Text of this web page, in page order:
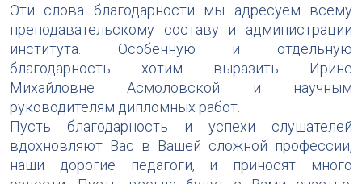
Эти слова благодарности мы адресуем всему
преподавательскому составу и администрации
института. Особенную и отдельную
благодарность хотим выразить Ирине
Михайловне Асмоловской и научным
руководителям дипломных работ.
Пусть благодарность и успехи слушателей
вдохновляют Вас в Вашей сложной профессии,
наши дорогие педагоги, и приносят много